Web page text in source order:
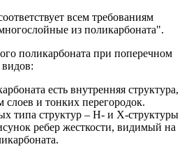
всем требованиям
из поликарбоната".
поликарбоната при поперечном
видов:
есть внутренняя структура,
слоев и тонких перегородок.
типа структур – H- и X-структуры
ребер жесткости, видимый на